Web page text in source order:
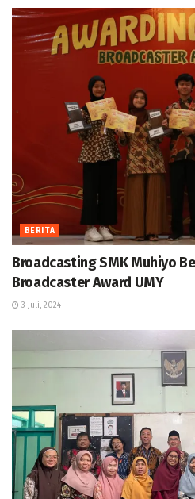
BERITA
Broadcasting SMK Muhiyo
Broadcaster Award UMY
3 Juli, 2024